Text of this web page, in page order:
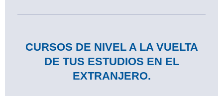
CURSOS DE NIVEL A LA VUELTA
DE TUS ESTUDIOS EN EL
EXTRANJERO.